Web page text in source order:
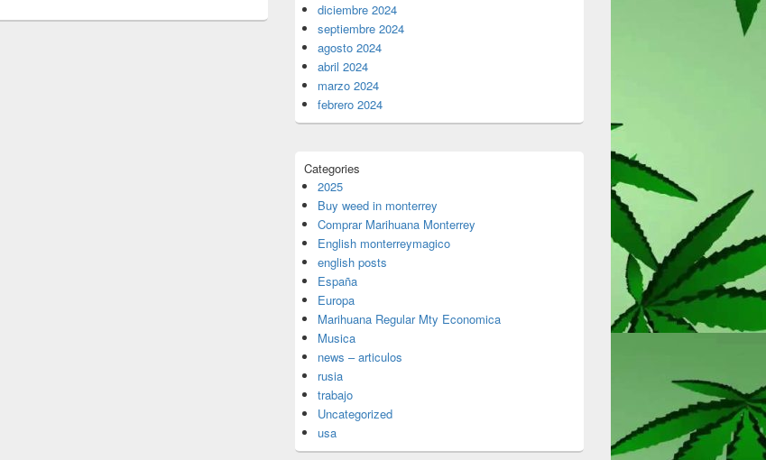
diciembre 2024
septiembre 2024
agosto 2024
abril 2024
marzo 2024
febrero 2024
Categories
2025
Buy weed in monterrey
Comprar Marihuana Monterrey
English monterreymagico
english posts
España
Europa
Marihuana Regular Mty Economica
Musica
news – articulos
rusia
trabajo
Uncategorized
usa